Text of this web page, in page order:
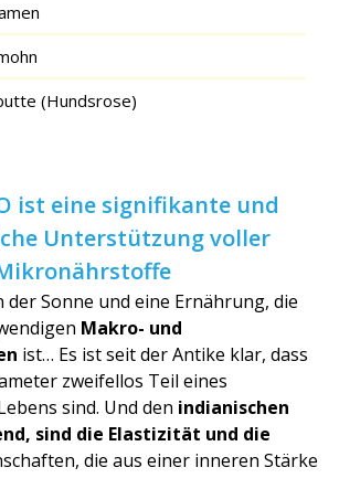
(Hundsrose)
ist eine signifikante und
Unterstützung voller
der Sonne und eine Ernährung, die
Makro- und
ist… Es ist seit der Antike klar, dass
zweifellos Teil eines
sind. Und den indianischen
sind die Elastizität und die
die aus einer inneren Stärke